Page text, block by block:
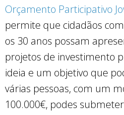
Orçamento Participativo
permite que cidadãos
os 30 anos possam
projetos de investimento
ideia e um objetivo que
várias pessoas, com um
100.000€, podes